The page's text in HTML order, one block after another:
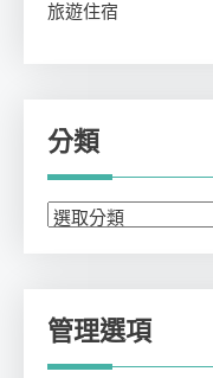
旅遊住宿
分類
分
管理選項